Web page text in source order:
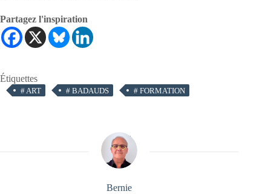
Partagez l'inspiration
Étiquettes
#ART # BADAUDS # FORMATION
Bernie